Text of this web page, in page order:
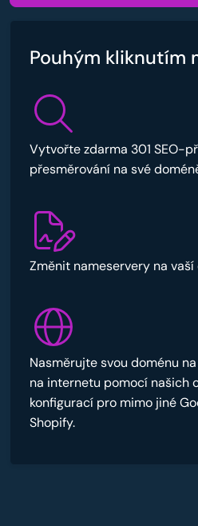
Pouhým kliknutím
Vytvořte zdarma 301 SEO-
přesměrování na své
Změnit nameservery na vaší
Nasměrujte svou doménu
na internetu pomocí našich
konfigurací pro mimo jiné
Shopify.